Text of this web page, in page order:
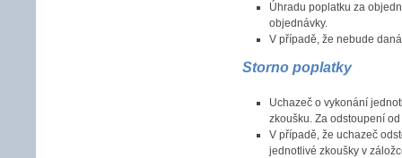
Úhradu poplatku za
objednávky.
V případě, že nebude
Storno poplatky
Uchazeč o vykonání
zkoušku. Za odstoupení
V případě, že uchazeč
jednotlivé zkoušky v